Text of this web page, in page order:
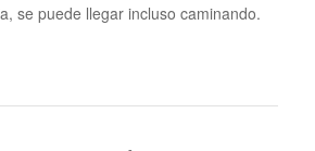
se puede llegar incluso caminando.